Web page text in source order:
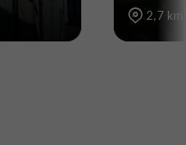
2,7 km